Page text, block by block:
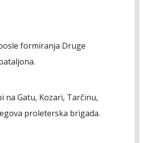
formiranja Druge
na Gatu, Kozari, Tarčinu,
proleterska brigada.